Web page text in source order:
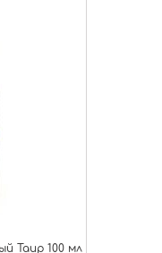
Таир 100 мл